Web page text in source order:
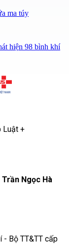
ma túy
hiện 98 bình khí
Luật +
Trần Ngọc Hà
- Bộ TT&TT cấp